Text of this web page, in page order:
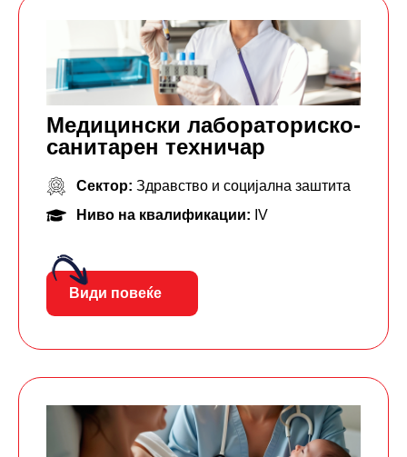
Mедицински лабораторискo-
санитарен техничар
Сектор: Здравство и социјална заштита
Ниво на квалификации: IV
Види повеќе